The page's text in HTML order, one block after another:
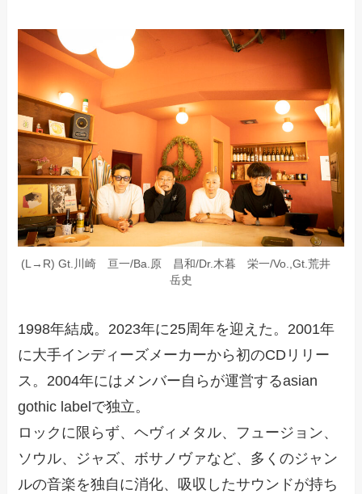
(L→R) Gt.川崎 亘一/Ba.原 昌和/Dr.木暮 栄一/Vo.,Gt.荒井
岳史
1998年結成。2023年に25周年を迎えた。2001年
に大手インディーズメーカーから初のCDリリー
ス。2004年にはメンバー自らが運営するasian
gothic labelで独立。
ロックに限らず、ヘヴィメタル、フュージョン、
ソウル、ジャズ、ボサノヴァなど、多くのジャン
ルの音楽を独自に消化、吸収したサウンドが持ち